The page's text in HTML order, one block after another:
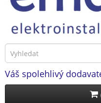
Váš spolehlivý